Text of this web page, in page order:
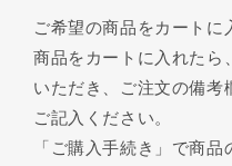
ご希望の商品をカートに
商品をカートに入れたら
いただき、ご注文の備考
ご記入ください。
「ご購入手続き」で商